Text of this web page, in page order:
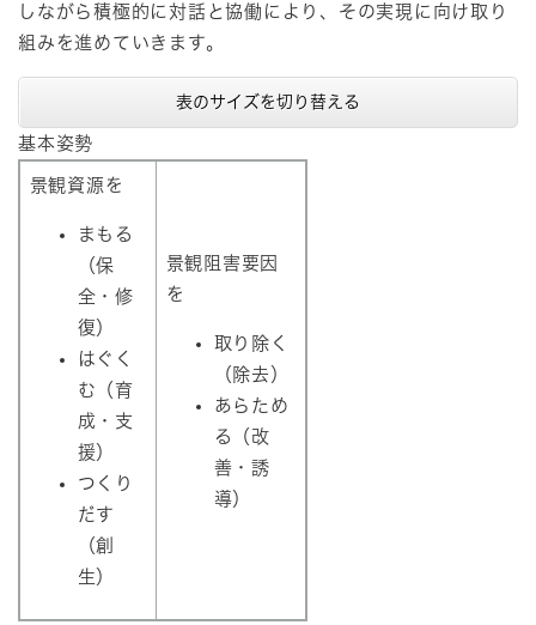
しながら積極的に対話と協働により、その実現に向け取り
組みを進めていきます。
表のサイズを切り替える
基本姿勢
景観資源を
まもる
（保
全・修
復）
はぐく
む（育
成・支
援）
つくり
だす
（創
生）
景観阻害要因
を
取り除く
（除去）
あらため
る（改
善・誘
導）